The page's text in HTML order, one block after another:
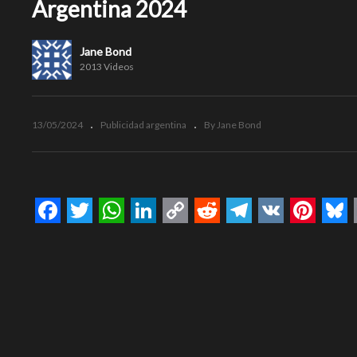
Argentina 2024
Jane Bond
2013 Videos
13/05/2024 Publicidad argentina By Jane Bond